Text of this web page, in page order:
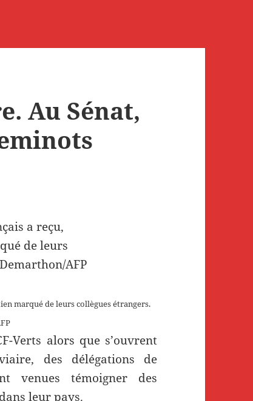
Au Sénat,
marqué de leurs collègues étrangers.
Verts alors que s’ouvrent
des délégations de
venues témoigner des
leur pays.